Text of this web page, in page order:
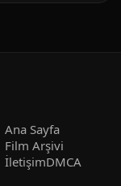
Ana Sayfa
Film Arşivi
İletişimDMCA